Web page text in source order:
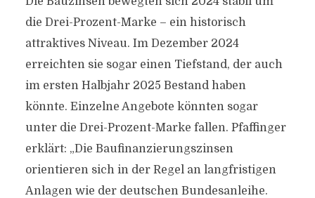
die Drei-Prozent-Marke – ein historisch
attraktives Niveau. Im Dezember 2024
erreichten sie sogar einen Tiefstand, der auch
im ersten Halbjahr 2025 Bestand haben
könnte. Einzelne Angebote könnten sogar
unter die Drei-Prozent-Marke fallen. Pfaffinger
erklärt: „Die Baufinanzierungszinsen
orientieren sich in der Regel an langfristigen
Anlagen wie der deutschen Bundesanleihe.